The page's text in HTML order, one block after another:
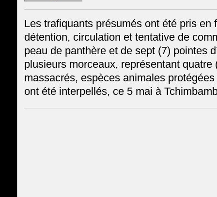
Les trafiquants présumés ont été pris en
détention, circulation et tentative de
peau de panthère et de sept (7) pointes
plusieurs morceaux, représentant quatre
massacrés, espèces animales
ont été interpellés, ce 5 mai à